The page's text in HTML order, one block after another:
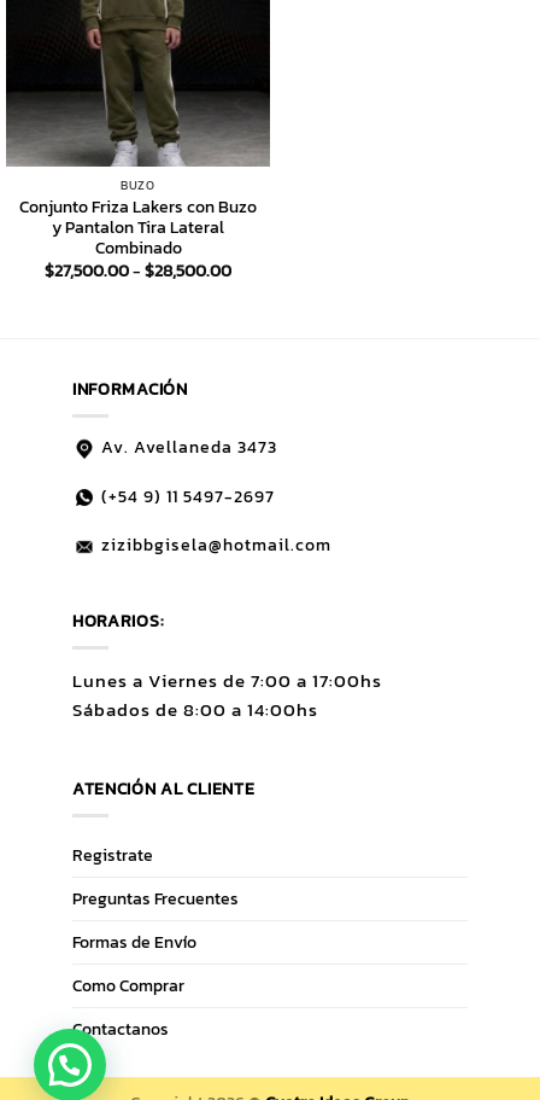
BUZO
Conjunto Friza Lakers con Buzo
y Pantalon Tira Lateral
Combinado
$27,500.00- $28,500.00Rango
INFORMACIÓN
Av. Avellaneda 3473
(+54 9) 11 5497-2697
zizibbgisela@hotmail.com
HORARIOS:
Lunes a Viernes de 7:00 a 17:00hs
Sábados de 8:00 a 14:00hs
ATENCIÓN AL CLIENTE
Registrate
Preguntas Frecuentes
Formas de Envío
Como Comprar
Contactanos